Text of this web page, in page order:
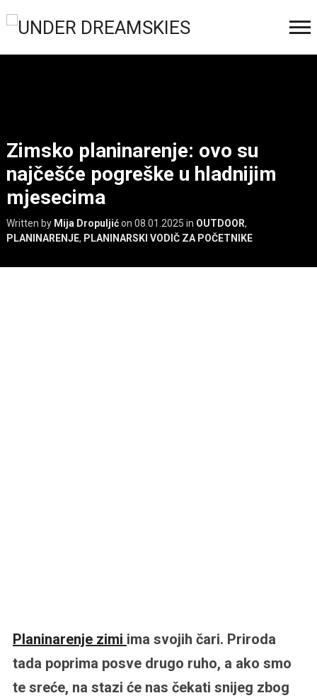
Zimsko planinarenje: ovo su
najčešće pogreške u hladnijim
mjesecima
Written by Mija Dropuljićon 08.01.2025 in OUTDOOR,
PLANINARENJE, PLANINARSKI VODIČ ZA POČETNIKE
Planinarenje zimi ima svojih čari. Priroda
tada poprima posve drugo ruho, a ako smo
te sreće, na stazi će nas čekati snijeg zbog